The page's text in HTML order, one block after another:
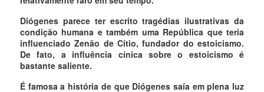
Diógenes parece ter escrito tragédias ilustrativas da
condição humana e também uma República que teria
influenciado Zenão de Cítio, fundador do estoicismo.
De fato, a influência cínica sobre o estoicismo é
bastante saliente.
É famosa a história de que Diógenes saía em plena luz